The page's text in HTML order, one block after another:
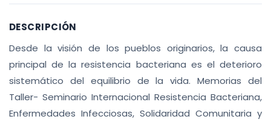
DESCRIPCIÓN
Desde la visión de los pueblos originarios, la causa
principal de la resistencia bacteriana es el deterioro
sistemático del equilibrio de la vida. Memorias del
Taller- Seminario Internacional Resistencia Bacteriana,
Enfermedades Infecciosas, Solidaridad Comunitaria y